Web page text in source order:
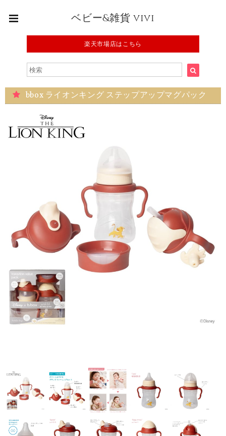
ベビー&雑貨 vivi
楽天市場店はこちら
bbox ライオンキング ステップアップマグパック